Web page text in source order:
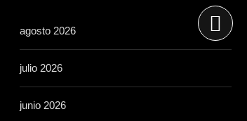
agosto 2026
julio 2026
junio 2026